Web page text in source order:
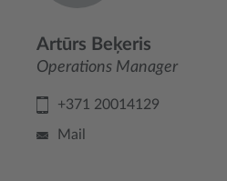
Artūrs Beķeris
Operations Manager
+371 20014129
Mail